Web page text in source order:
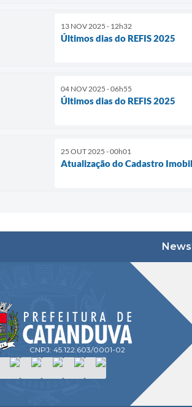
13 NOV 2025 - 12h32
Últimos dias do REFIS 2025
04 NOV 2025 - 06h55
Últimos dias do REFIS 2025
25 OUT 2025 - 00h01
Atualização do Cadastro
CNPJ: 45.122.603/0001-02